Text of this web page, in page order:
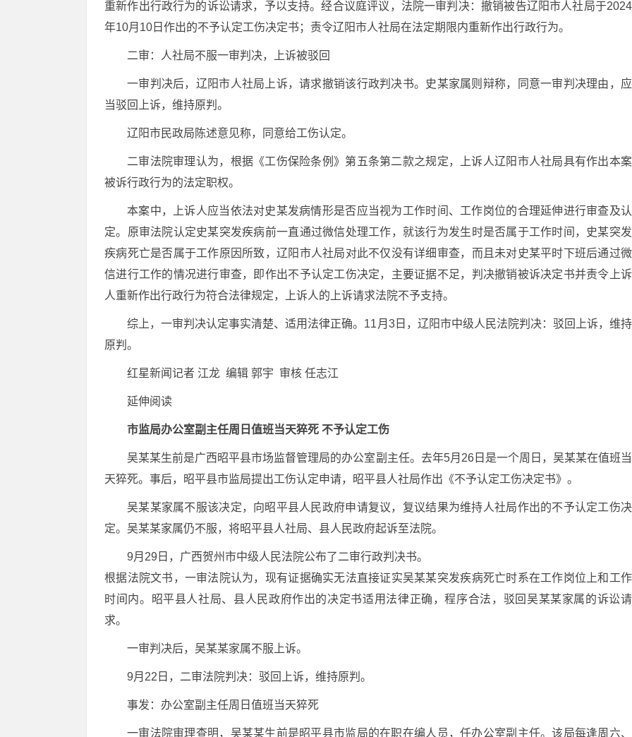
重新作出行政行为的诉讼请求，予以支持。经合议庭评议，法院一审判决：撤销被告辽阳市人社局于2024
年10月10日作出的不予认定工伤决定书；责令辽阳市人社局在法定期限内重新作出行政行为。
二审：人社局不服一审判决，上诉被驳回
一审判决后，辽阳市人社局上诉，请求撤销该行政判决书。史某家属则辩称，同意一审判决理由，应
当驳回上诉，维持原判。
辽阳市民政局陈述意见称，同意给工伤认定。
二审法院审理认为，根据《工伤保险条例》第五条第二款之规定，上诉人辽阳市人社局具有作出本案
被诉行政行为的法定职权。
本案中，上诉人应当依法对史某发病情形是否应当视为工作时间、工作岗位的合理延伸进行审查及认
定。原审法院认定史某突发疾病前一直通过微信处理工作，就该行为发生时是否属于工作时间，史某突发
疾病死亡是否属于工作原因所致，辽阳市人社局对此不仅没有详细审查，而且未对史某平时下班后通过微
信进行工作的情况进行审查，即作出不予认定工伤决定，主要证据不足，判决撤销被诉决定书并责令上诉
人重新作出行政行为符合法律规定，上诉人的上诉请求法院不予支持。
综上，一审判决认定事实清楚、适用法律正确。11月3日，辽阳市中级人民法院判决：驳回上诉，维持
原判。
红星新闻记者 江龙 编辑 郭宇 审核 任志江
延伸阅读
市监局办公室副主任周日值班当天猝死 不予认定工伤
吴某某生前是广西昭平县市场监督管理局的办公室副主任。去年5月26日是一个周日，吴某某在值班当
天猝死。事后，昭平县市监局提出工伤认定申请，昭平县人社局作出《不予认定工伤决定书》。
吴某某家属不服该决定，向昭平县人民政府申请复议，复议结果为维持人社局作出的不予认定工伤决
定。吴某某家属仍不服，将昭平县人社局、县人民政府起诉至法院。
9月29日，广西贺州市中级人民法院公布了二审行政判决书。
根据法院文书，一审法院认为，现有证据确实无法直接证实吴某某突发疾病死亡时系在工作岗位上和工作
时间内。昭平县人社局、县人民政府作出的决定书适用法律正确，程序合法，驳回吴某某家属的诉讼请
求。
一审判决后，吴某某家属不服上诉。
9月22日，二审法院判决：驳回上诉，维持原判。
事发：办公室副主任周日值班当天猝死
一审法院审理查明，吴某某生前是昭平县市监局的在职在编人员，任办公室副主任。该局每逢周六、